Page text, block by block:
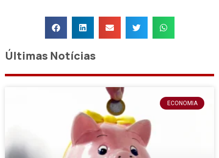
Últimas Notícias
ECONOMIA